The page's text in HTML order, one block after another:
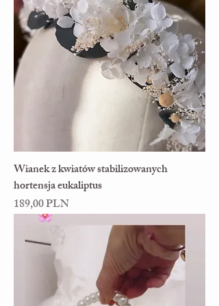
Wianek z kwiatów stabilizowanych
hortensja eukaliptus
Cena
189,00 PLN